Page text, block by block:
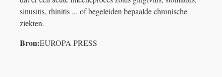
sinusitis, rhinitis ... of begeleiden bepaalde chronische
ziekten.
Bron:EUROPA PRESS